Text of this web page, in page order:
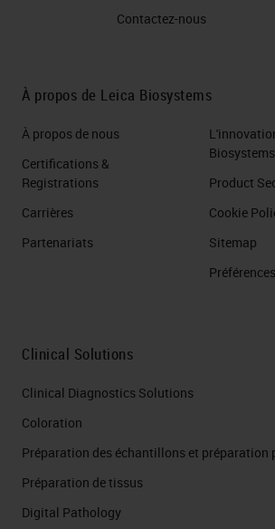
Contactez-nous
À propos de Leica Biosystems
À propos de nous
Certifications &
Registrations
Carrières
Partenariats
Biosystems
Product
Cookie
Sitemap
Clinical Solutions
Clinical Diagnostics Solutions
Coloration
Préparation des échantillons et préparation
Préparation de tissus
Digital Pathology